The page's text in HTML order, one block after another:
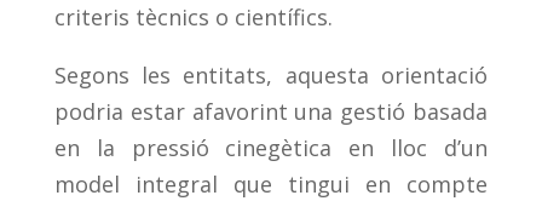
criteris tècnics o científics.
Segons les entitats, aquesta orientació
podria estar afavorint una gestió basada
en la pressió cinegètica en lloc d’un
model integral que tingui en compte